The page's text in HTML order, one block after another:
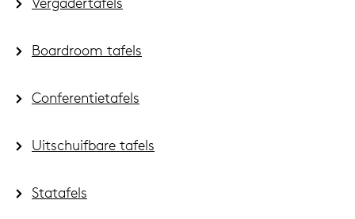
Boardroom tafels
Conferentietafels
Uitschuifbare tafels
Statafels